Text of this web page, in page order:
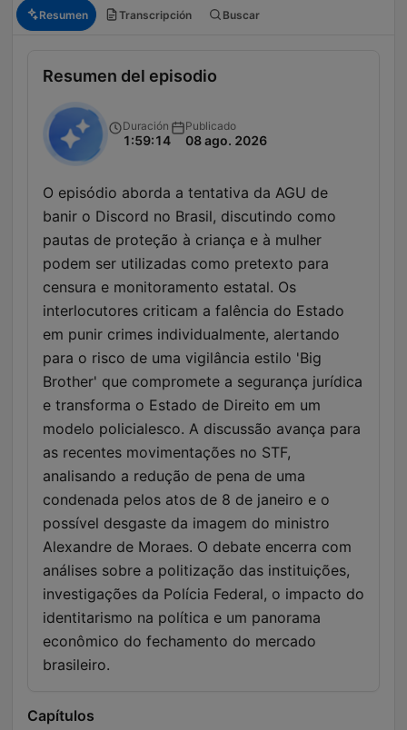
Resumen Transcripción Buscar
Resumen del episodio
Duración
1:59:14
Publicado
08 ago. 2026
O episódio aborda a tentativa da AGU de
banir o Discord no Brasil, discutindo como
pautas de proteção à criança e à mulher
podem ser utilizadas como pretexto para
censura e monitoramento estatal. Os
interlocutores criticam a falência do Estado
em punir crimes individualmente, alertando
para o risco de uma vigilância estilo 'Big
Brother' que compromete a segurança jurídica
e transforma o Estado de Direito em um
modelo policialesco. A discussão avança para
as recentes movimentações no STF,
analisando a redução de pena de uma
condenada pelos atos de 8 de janeiro e o
possível desgaste da imagem do ministro
Alexandre de Moraes. O debate encerra com
análises sobre a politização das instituições,
investigações da Polícia Federal, o impacto do
identitarismo na política e um panorama
econômico do fechamento do mercado
brasileiro.
Capítulos